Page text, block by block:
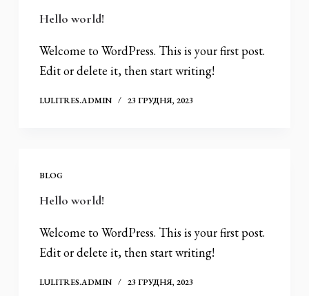
Hello world!
Welcome to WordPress. This is your first post.
Edit or delete it, then start writing!
LULITRES.ADMIN 23 ГРУДНЯ, 2023
BLOG
Hello world!
Welcome to WordPress. This is your first post.
Edit or delete it, then start writing!
LULITRES.ADMIN 23 ГРУДНЯ, 2023